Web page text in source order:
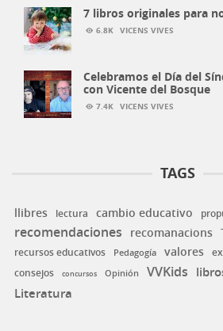
7 libros originales para
6.8K VICENS VIVES
Celebramos el Día del
con Vicente del Bosque
7.4K VICENS VIVES
TAGS
llibres lectura cambio educativo
recomendaciones recomanacions
recursos educativos Pedagogía valores
consejos concursos Opinión VVKids
Literatura